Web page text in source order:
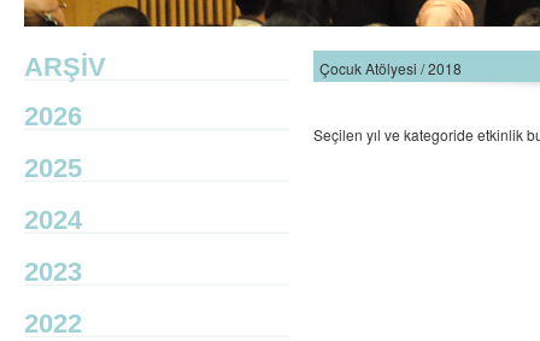
ARŞİV
2026
2025
2024
2023
2022
Çocuk Atölyesi / 2018
Seçilen yıl ve kategoride etkinlik